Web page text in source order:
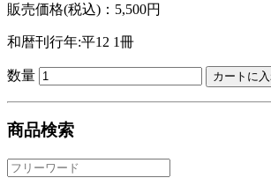
販売価格(税込)：5,500円
和暦刊行年:平12 1冊
数量
商品検索